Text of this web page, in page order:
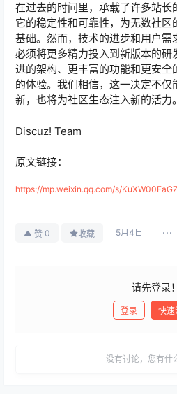
在过去的时间里，承载了许多站长
它的稳定性和可靠性，为无数社区
基础。然而，技术的进步和用户需
必须将更多精力投入到新版本的
进的架构、更丰富的功能和更安全
的体验。我们相信，这一决定不
新，也将为社区生态注入新的活力。
Discuz! Team
原文链接：
https://mp.weixin.qq.com/s/
赞 0 收藏 5月4日
请先登录！
登录 快速
没有讨论，您有什